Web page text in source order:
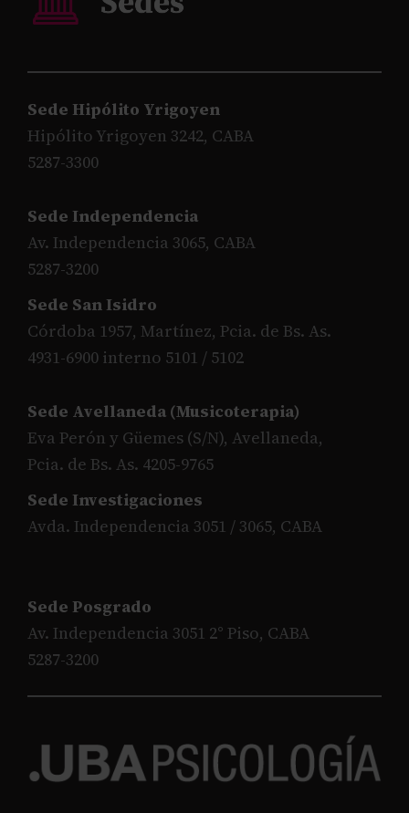
Sede Hipólito Yrigoyen
Hipólito Yrigoyen 3242, CABA
5287-3300
Sede Independencia
Av. Independencia 3065, CABA
5287-3200
Sede San Isidro
Córdoba 1957, Martínez, Pcia. de Bs. As.
4931-6900 interno 5101 / 5102
Sede Avellaneda (Musicoterapia)
Eva Perón y Güemes (S/N), Avellaneda,
Pcia. de Bs. As. 4205-9765
Sede Investigaciones
Avda. Independencia 3051 / 3065, CABA
Sede Posgrado
Av. Independencia 3051 2° Piso, CABA
5287-3200